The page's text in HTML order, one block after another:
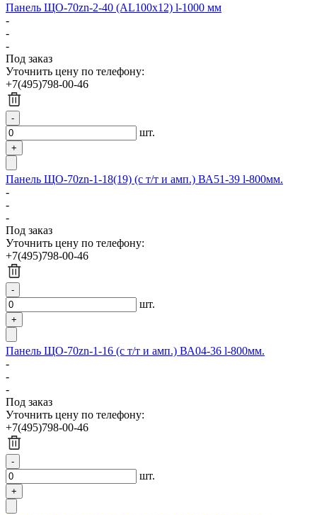
Панель ЩО-70zn-2-40 (AL100x12) l-1000 мм
-
-
-
Под заказ
Уточнить цену по телефону:
+7(495)798-00-46
шт.
Панель ЩО-70zn-1-18(19) (с т/т и амп.) ВА51-39 l-800мм.
-
-
-
Под заказ
Уточнить цену по телефону:
+7(495)798-00-46
шт.
Панель ЩО-70zn-1-16 (с т/т и амп.) ВА04-36 l-800мм.
-
-
-
Под заказ
Уточнить цену по телефону:
+7(495)798-00-46
шт.